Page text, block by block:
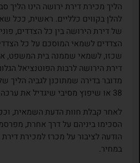
הליך מכירת דירת ירושה הינו הליך
להלן בקווים כלליים. ראשית, ככל
של דירת הירושה בין כל הצדדים,
הצדדים לשמאי המוסכם על כל
שכזו, לשמאי שממנה בית המשפט,
דירת הירושה לרבות הפוטנציאל
מדובר בדירה שמתוכנן לגביה הליך
38 או שיפוץ מסיבי שיגדיל את ערכה.
לאחר קבלת חוות הדעת השמאית,
הסכימו ביניהם על דרך אחרת,
הודעה לציבור על מכרז למכירת
במחיר.